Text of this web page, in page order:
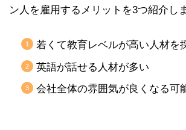
ン人を雇用するメリットを3つ紹介し
若くて教育レベルが高い人材を
英語が話せる人材が多い
会社全体の雰囲気が良くなる可